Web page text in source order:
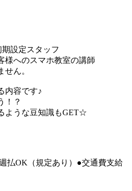
設定スタッフ
様へのスマホ教室の講師
ん。
内容です♪
！？
ような豆知識もGET☆
払OK（規定あり）●交通費支給